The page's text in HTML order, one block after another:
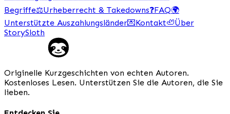
Begriffe⚖️Urheberrecht & Takedowns❓FAQ🌍
Unterstützte Auszahlungsländer💌Kontakt🦥Über
StorySloth
Originelle Kurzgeschichten von echten Autoren.
Kostenloses Lesen. Unterstützen Sie die Autoren, die Sie
lieben.